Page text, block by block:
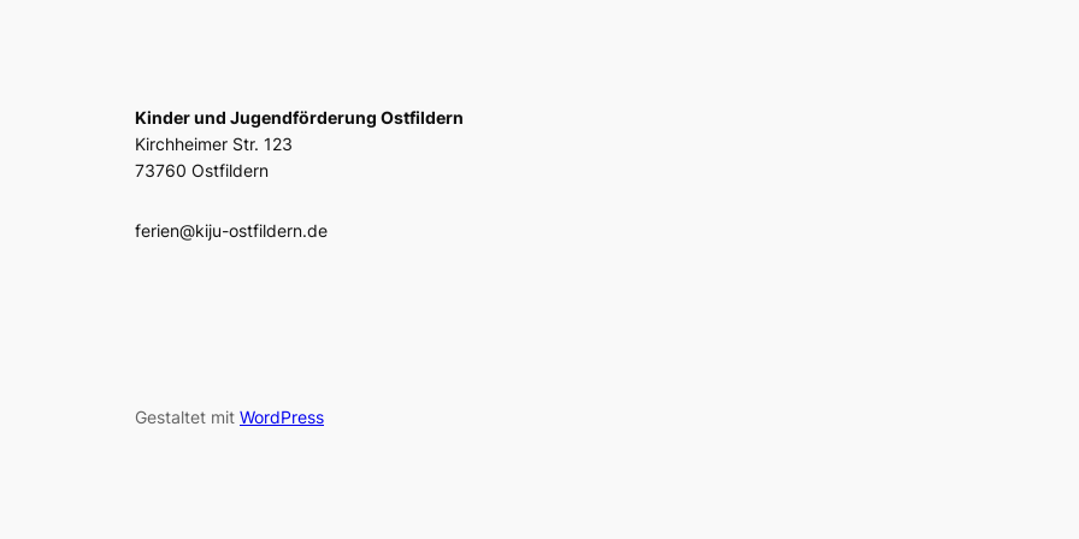
Kinder und Jugendförderung Ostfildern
Kirchheimer Str. 123
73760 Ostfildern
ferien@kiju-ostfildern.de
Gestaltet mit WordPress